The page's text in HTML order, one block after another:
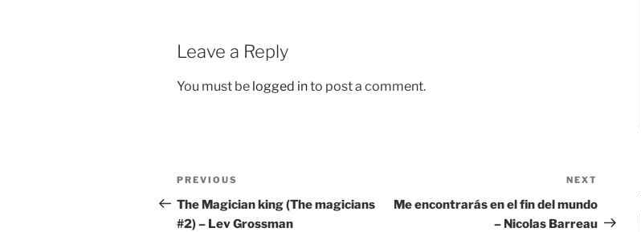
Leave a Reply
You must be logged into post a comment.
Post
navigation
Previous
Post
PREVIOUS
The Magician king (The magicians
#2) – Lev Grossman
Post
NEXT
Me encontrarás en el fin del mundo
– Nicolas Barreau